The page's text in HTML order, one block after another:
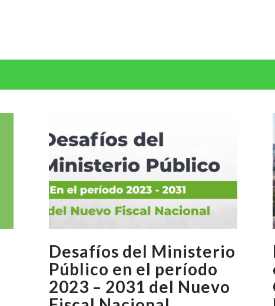
Desafíos del Ministerio
Público en el período
2023 – 2031 del Nuevo